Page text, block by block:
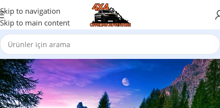
Skip to navigation
Skip to main content